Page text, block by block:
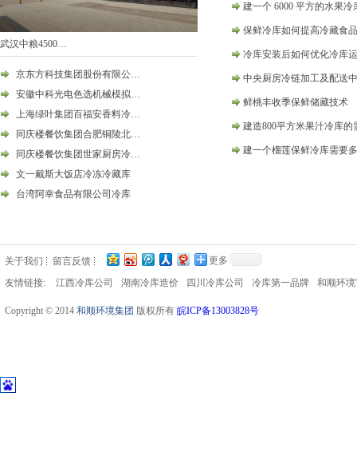
武汉中粮4500…
京东方科技集团股份有限公…
安徽中科光电色选机械模拟…
上海绿叶集团百福安香料冷…
同庆楼餐饮集团合肥铜陵北…
同庆楼餐饮集团世家厨房冷…
文一戴斯大饭店冷冻冷藏库
台湾阿幸食品有限公司冷库
建一个 6000 平方的水果
保鲜冷库如何提高冷藏食
冷库安装后如何优化冷库
中央厨房冷链加工及配送
鲜桃丰收季保鲜储藏技术
建造800平方米果汁冷库的
建一个榴莲保鲜冷库需要
关于我们 留言反馈
更多
友情链接:
江西冷库公司 湖南冷库造价 四川冷库公司 冷库第一品牌 和顺环
Copyright © 2014 和顺环境集团 版权所有 皖ICP备13003828号